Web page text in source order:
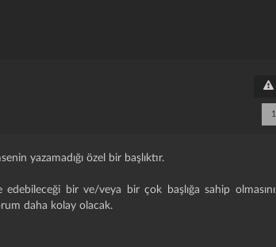
1
yazamadığı özel bir başlıktır.
bir ve/veya bir çok başlığa sahip olmasını
daha kolay olacak.